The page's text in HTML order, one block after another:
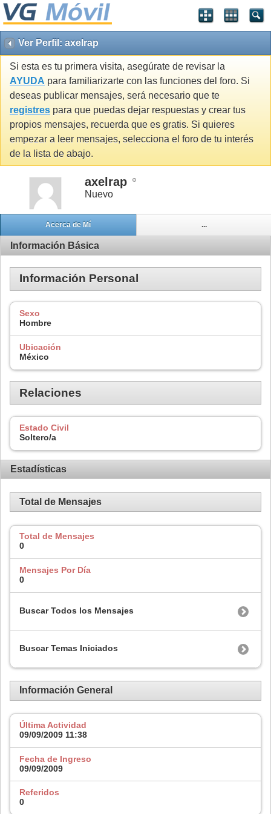
Ver Perfil: axelrap
Si esta es tu primera visita, asegúrate de revisar la
AYUDA para familiarizarte con las funciones del foro. Si
deseas publicar mensajes, será necesario que te
registres para que puedas dejar respuestas y crear tus
propios mensajes, recuerda que es gratis. Si quieres
empezar a leer mensajes, selecciona el foro de tu interés
de la lista de abajo.
axelrap
Nuevo
Acerca de Mí ...
Información Básica
Información Personal
Sexo
Hombre
Ubicación
México
Relaciones
Estado Civil
Soltero/a
Estadísticas
Total de Mensajes
Total de Mensajes
0
Mensajes Por Día
0
Buscar Todos los Mensajes
Buscar Temas Iniciados
Información General
Última Actividad
09/09/2009 11:38
Fecha de Ingreso
09/09/2009
Referidos
0